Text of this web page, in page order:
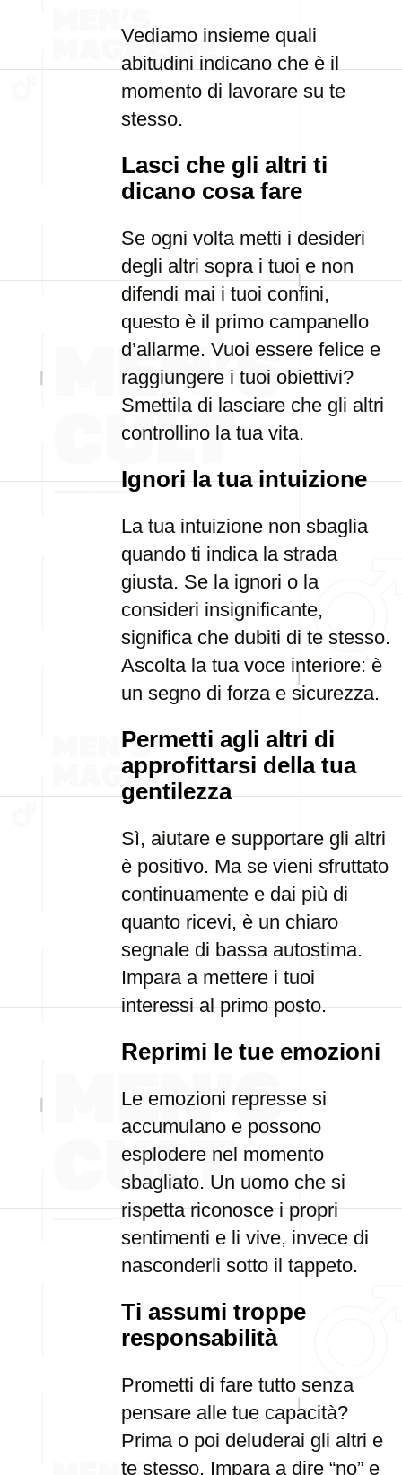
Vediamo insieme quali
abitudini indicano che è il
momento di lavorare su te
stesso.
Lasci che gli altri ti
dicano cosa fare
Se ogni volta metti i desideri
degli altri sopra i tuoi e non
difendi mai i tuoi confini,
questo è il primo campanello
d’allarme. Vuoi essere felice e
raggiungere i tuoi obiettivi?
Smettila di lasciare che gli altri
controllino la tua vita.
Ignori la tua intuizione
La tua intuizione non sbaglia
quando ti indica la strada
giusta. Se la ignori o la
consideri insignificante,
significa che dubiti di te stesso.
Ascolta la tua voce interiore: è
un segno di forza e sicurezza.
Permetti agli altri di
approfittarsi della tua
gentilezza
Sì, aiutare e supportare gli altri
è positivo. Ma se vieni sfruttato
continuamente e dai più di
quanto ricevi, è un chiaro
segnale di bassa autostima.
Impara a mettere i tuoi
interessi al primo posto.
Reprimi le tue emozioni
Le emozioni represse si
accumulano e possono
esplodere nel momento
sbagliato. Un uomo che si
rispetta riconosce i propri
sentimenti e li vive, invece di
nasconderli sotto il tappeto.
Ti assumi troppe
responsabilità
Prometti di fare tutto senza
pensare alle tue capacità?
Prima o poi deluderai gli altri e
te stesso. Impara a dire “no” e